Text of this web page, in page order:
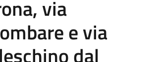
via
e via
dal